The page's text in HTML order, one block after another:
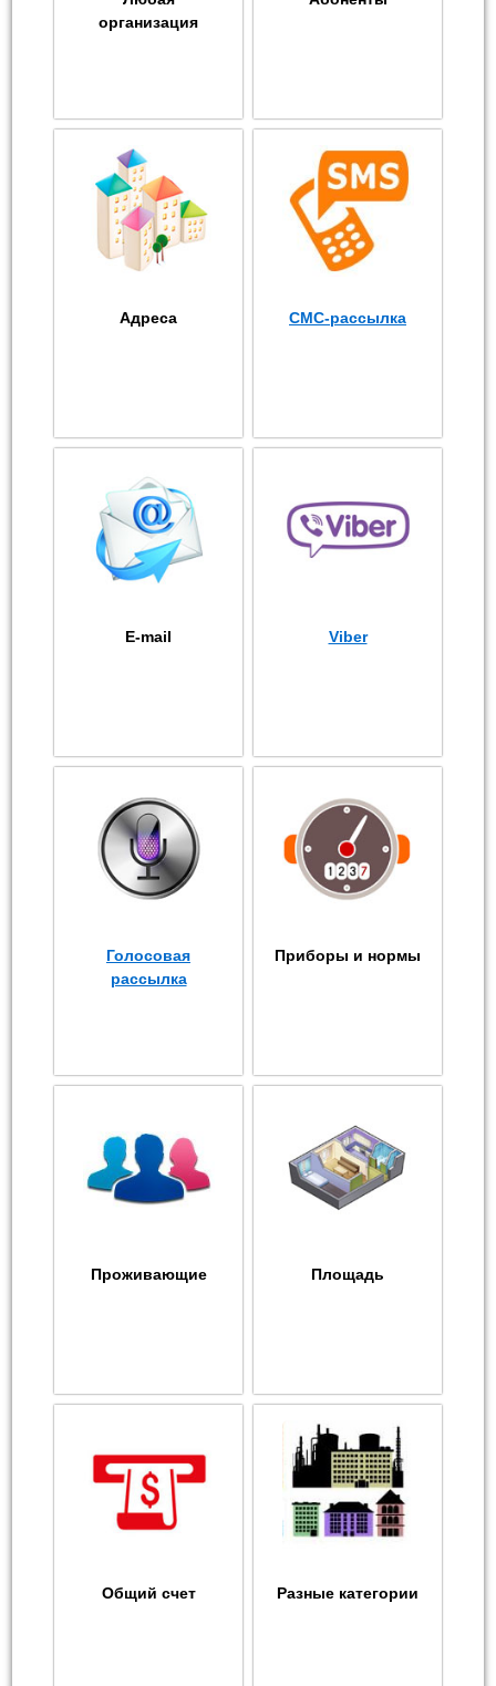
организация
Адреса СМС-рассылка
E-mail Viber
Голосовая
рассылка
Приборы и нормы
Проживающие Площадь
Общий счет Разные категории